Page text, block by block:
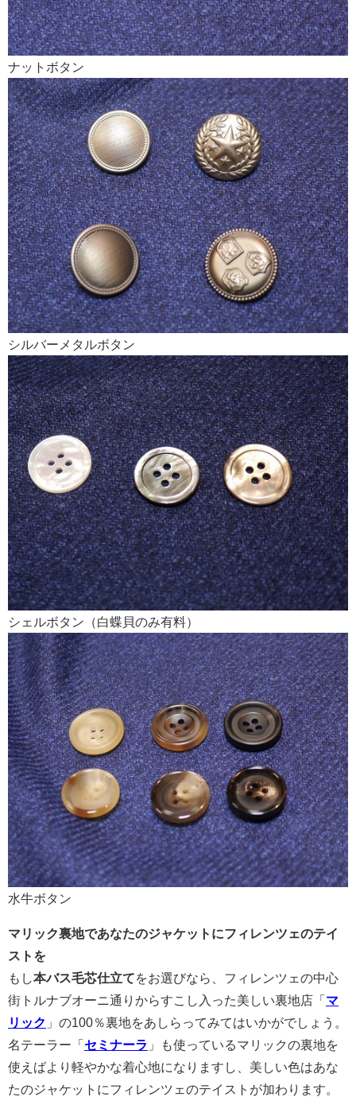
ナットボタン
シルバーメタルボタン
シェルボタン（白蝶貝のみ有料）
水牛ボタン
マリック裏地であなたのジャケットにフィレンツェのテイ
ストを
もし本バス毛芯仕立てをお選びなら、フィレンツェの中心
街トルナブオーニ通りからすこし入った美しい裏地店「 マ
リック 」の100％裏地をあしらってみてはいかがでしょう。
名テーラー「 セミナーラ 」も使っているマリックの裏地を
使えばより軽やかな着心地になりますし、美しい色はあな
たのジャケットにフィレンツェのテイストが加わります。